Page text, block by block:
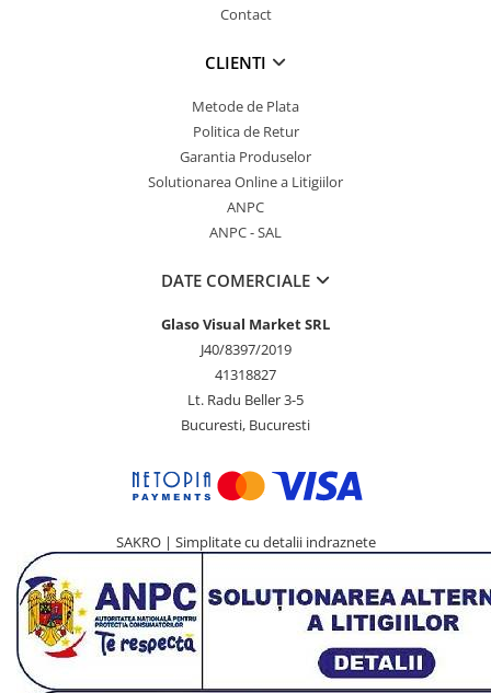
Contact
CLIENTI
Metode de Plata
Politica de Retur
Garantia Produselor
Solutionarea Online a Litigiilor
ANPC
ANPC - SAL
DATE COMERCIALE
Glaso Visual Market SRL
J40/8397/2019
41318827
Lt. Radu Beller 3-5
Bucuresti, Bucuresti
SAKRO | Simplitate cu detalii indraznete